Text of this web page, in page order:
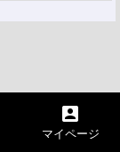
マイページ